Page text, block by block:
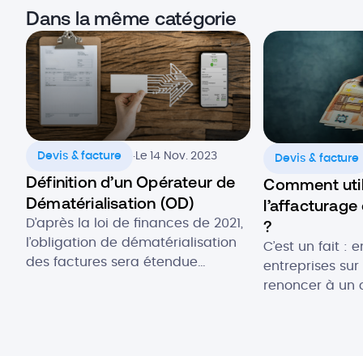
Dans la même catégorie
Devis & facture Le 14 Nov. 2023
Définition d’un Opérateur de
Dématérialisation (OD)
D’après la loi de finances de 2021,
l’obligation de dématérialisation
des factures sera étendue
Devis & facture
Comment
?
C’est un fait :
entreprises
renoncer à un